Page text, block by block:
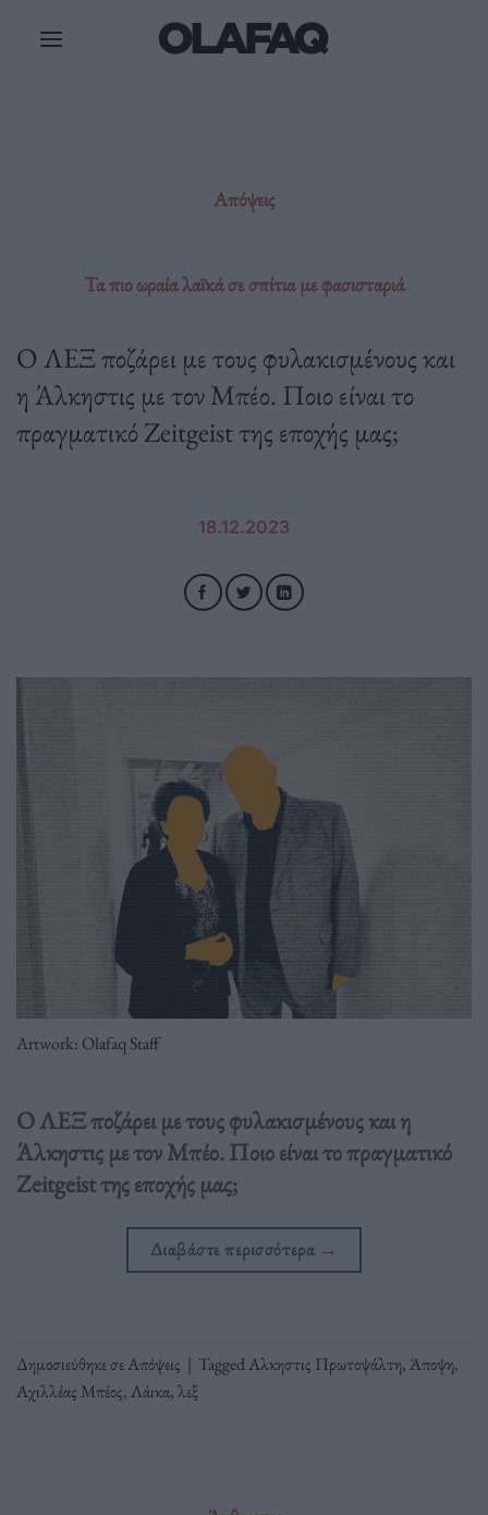
Απόψεις
Τα πιο ωραία λαϊκά σε σπίτια με φασισταριά
Ο ΛΕΞ ποζάρει με τους φυλακισμένους και
η Άλκηστις με τον Μπέο. Ποιο είναι το
πραγματικό Zeitgeist της εποχής μας;
18.12.2023
Artwork: Olafaq Staff
Ο ΛΕΞ ποζάρει με τους φυλακισμένους και η
Άλκηστις με τον Μπέο. Ποιο είναι το πραγματικό
Zeitgeist της εποχής μας;
Διαβάστε περισσότερα →
Δημοσιεύθηκε σεΑπόψεις | TaggedΑλκηστις Πρωτοψάλτη,Άποψη,
Αχιλλέας Μπέος,Λάικα,λεξ